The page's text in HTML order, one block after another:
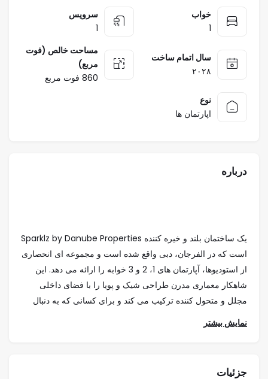
خواب
1
سرویس
1
سال اتمام ساخت
۲۰۲۸
مساحت خالص (فوت
مربع)
860 فوت مربع
نوع
اپارتمان ها
درباره
Sparklz by Danube Properties یک ساختمان بلند و خیره کننده
است که در الفرجان، دبی واقع شده است و مجموعه ای انحصاری
از استودیوها، آپارتمان های 1، 2 و 3 خوابه را ارائه می دهد. این
شاهکار معماری مدرن طراحی شیک و پویا را با فضای داخلی
مجلل و متحول کننده ترکیب می کند و برای کسانی که به دنبال
انحصار طلبی در یکی از محله های پرطرفدار دبی هستند، یک
است که حرکت نور را بر روی سطح الماس تقلید می کند و نماد
نمایش بیشتر
جزئیات